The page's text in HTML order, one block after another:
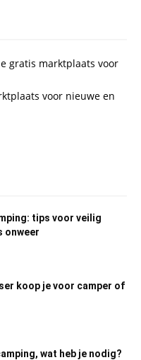
gratis marktplaats voor
voor nieuwe en
tips voor veilig
onweer
koop je voor camper of
wat heb je nodig?